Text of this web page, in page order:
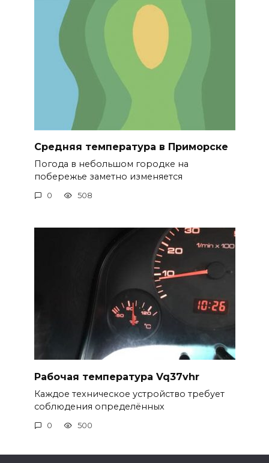
Средняя температура в Приморске
Погода в небольшом городке на
побережье заметно изменяется
0 508
Рабочая температура Vq37vhr
Каждое техническое устройство требует
соблюдения определённых
0 500